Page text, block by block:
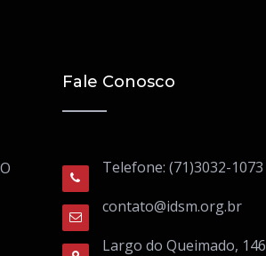
Fale Conosco
Telefone: (71)3032-1073
contato@idsm.org.br
Largo do Queimado, 146